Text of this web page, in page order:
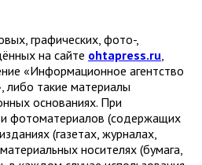
графических, фото-,
на сайте ohtapress.ru,
«Информационное агентство
либо такие материалы
основаниях. При
и фотоматериалов (содержащих
(газетах, журналах,
носителях (бумага,